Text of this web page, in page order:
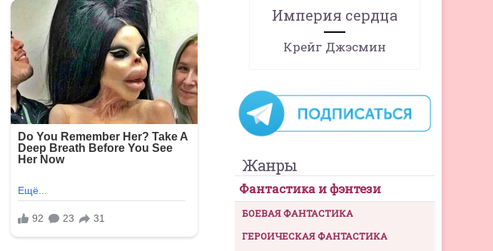
Империя сердца
Крейг Джэсмин
Жанры
Фантастика и фэнтези
БОЕВАЯ ФАНТАСТИКА
ГЕРОИЧЕСКАЯ ФАНТАСТИКА